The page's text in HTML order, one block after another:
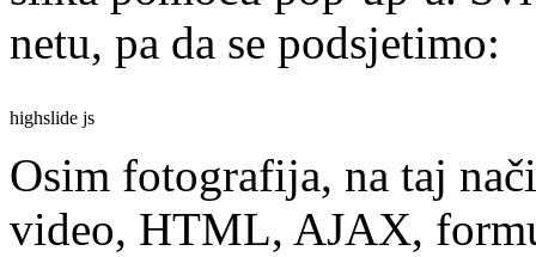
netu, pa da se podsjetimo:
highslide js
Osim fotografija, na taj
video, HTML, AJAX,